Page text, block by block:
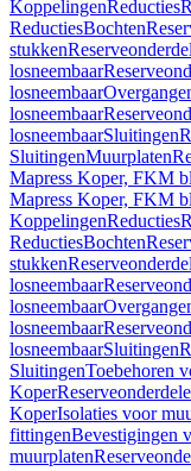
KoppelingenReducties
ReductiesBochten
stukken
losneembaar
losneembaar
losneembaar
losneembaarSluitingen
SluitingenMuurplaten
Mapress Koper, FKM
Mapress Koper, FKM
KoppelingenReducties
ReductiesBochten
stukken
losneembaar
losneembaar
losneembaar
losneembaarSluitingen
SluitingenToebehoren
Koper
KoperIsolaties voor
fittingenBevestigingen
muurplaten